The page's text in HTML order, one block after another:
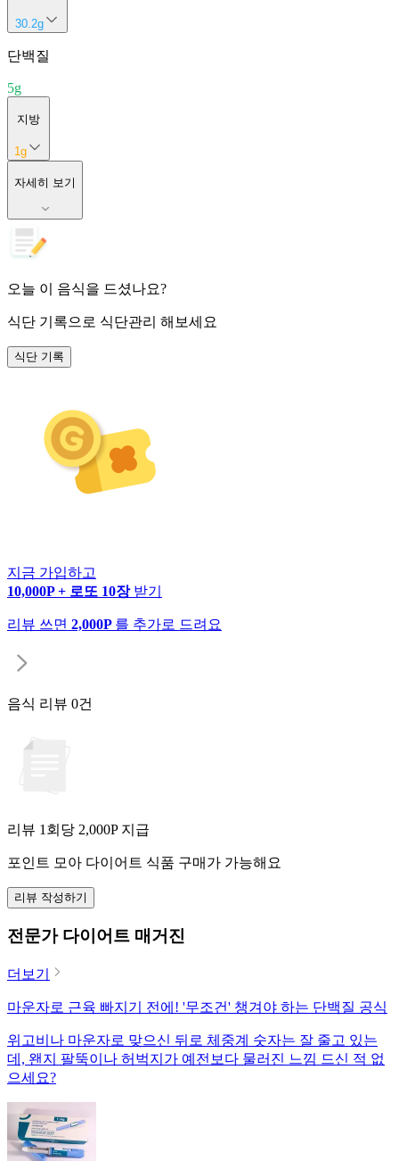
30.2g
단백질
5g
지방
1 g
자세히 보기
오늘 이 음식을 드셨나요?
식단 기록으로 식단관리 해보세요
식단 기록
지금 가입하고
10,000P + 로또 10장 받기
리뷰 쓰면 2,000P 를 추가로 드려요
음식 리뷰 0건
리뷰 1회당 2,000P 지급
포인트 모아 다이어트 식품 구매가 가능해요
리뷰 작성하기
전문가 다이어트 매거진
더보기
마운자로 근육 빠지기 전에! '무조건' 챙겨야 하는 단백질 공식
위고비나 마운자로 맞으신 뒤로 체중계 숫자는 잘 줄고 있는
데, 왠지 팔뚝이나 허벅지가 예전보다 물러진 느낌 드신 적 없
으세요?